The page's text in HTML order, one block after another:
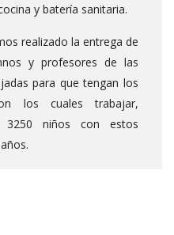
y batería sanitaria.
realizado la entrega de
y profesores de las
para que tengan los
los cuales trabajar,
niños con estos